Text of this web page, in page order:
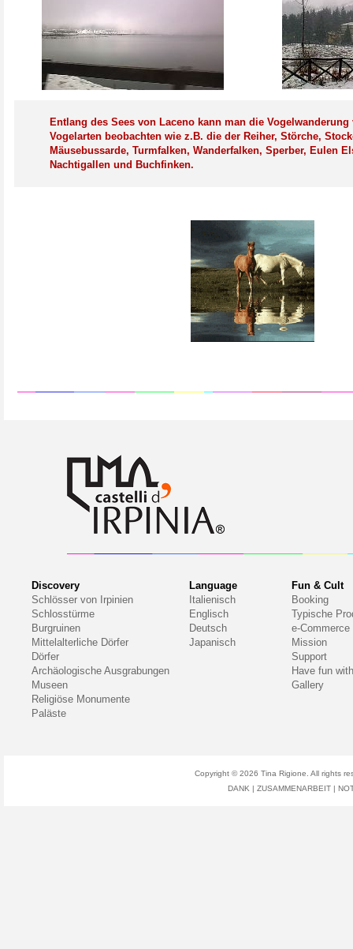
Entlang des Sees von Laceno kann man die Vogelwanderung
Vogelarten beobachten wie z.B. die der Reiher, Störche,
Mäusebussarde, Turmfalken, Wanderfalken, Sperber, Eulen
Nachtigallen und Buchfinken.
Discovery
Schlösser von Irpinien
Schlosstürme
Burgruinen
Mittelalterliche Dörfer
Dörfer
Archäologische Ausgrabungen
Museen
Religiöse Monumente
Paläste
Language
Italienisch
Englisch
Deutsch
Japanisch
Fun & Cult
Booking
Typische
e-Commerce
Mission
Support
Have fun
Gallery
Copyright © 2026 Tina Rigione . All rights
DANK | ZUSAMMENARBEIT|